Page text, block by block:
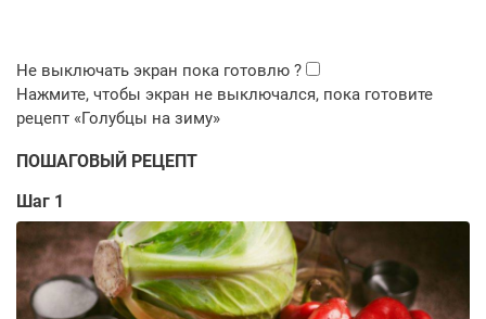
ПОШАГОВЫЙ РЕЦЕПТ
Шаг 1